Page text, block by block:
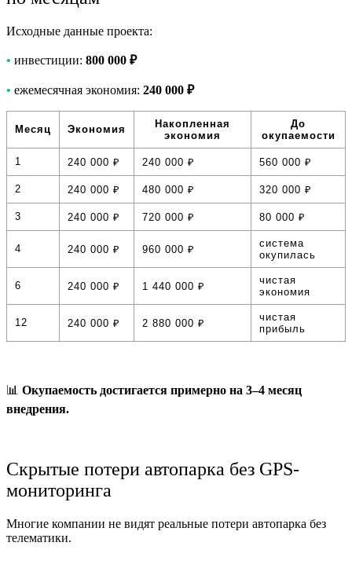
Исходные данные проекта:
• инвестиции: 800 000 ₽
• ежемесячная экономия: 240 000 ₽
Месяц Экономия
Накопленная
экономия
До
окупаемости
1 240 000 ₽ 240 000 ₽ 560 000 ₽
2 240 000 ₽ 480 000 ₽ 320 000 ₽
3 240 000 ₽ 720 000 ₽ 80 000 ₽
4 240 000 ₽ 960 000 ₽
система
окупилась
6 240 000 ₽ 1 440 000 ₽
чистая
экономия
12 240 000 ₽ 2 880 000 ₽
чистая
прибыль
📊 Окупаемость достигается примерно на 3–4 месяц
внедрения.
Скрытые потери автопарка без GPS-
мониторинга
Многие компании не видят реальные потери автопарка без
телематики.